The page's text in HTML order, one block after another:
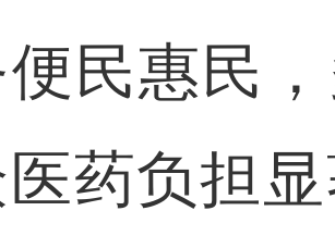
民惠民
药负担